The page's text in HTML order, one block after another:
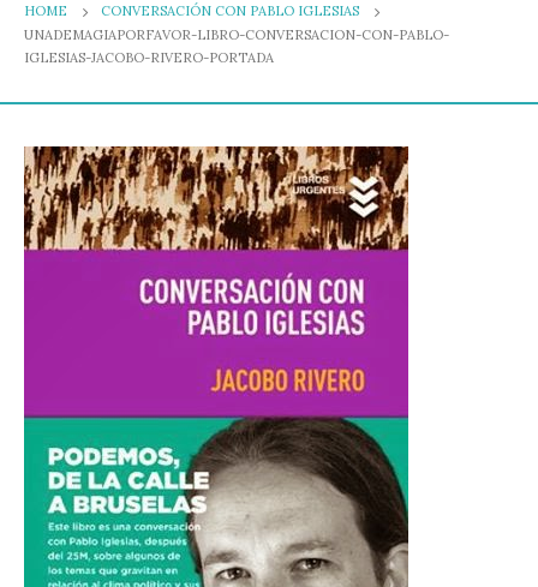
HOME
CONVERSACIÓN CON PABLO IGLESIAS
UNADEMAGIAPORFAVOR-LIBRO-CONVERSACION-CON-PABLO-
IGLESIAS-JACOBO-RIVERO-PORTADA